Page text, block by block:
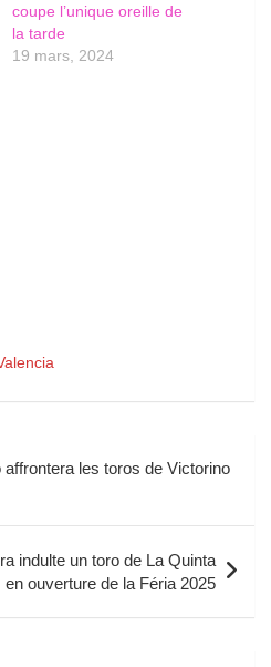
coupe l’unique oreille de
la tarde
19 mars, 2024
les toros de Victorino
indulte un toro de La Quinta
en ouverture de la Féria 2025